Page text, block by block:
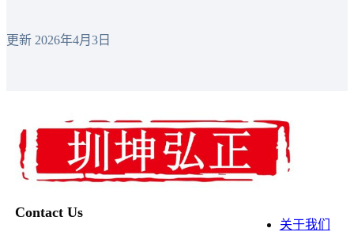
更新 2026年4月3日
Contact Us
关于我们